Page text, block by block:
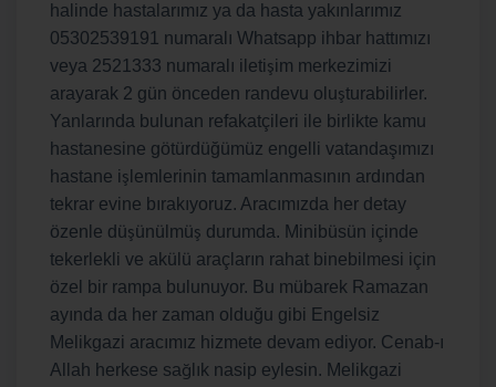
halinde hastalarımız ya da hasta yakınlarımız
05302539191 numaralı Whatsapp ihbar hattımızı
veya 2521333 numaralı iletişim merkezimizi
arayarak 2 gün önceden randevu oluşturabilirler.
Yanlarında bulunan refakatçileri ile birlikte kamu
hastanesine götürdüğümüz engelli vatandaşımızı
hastane iş lemlerinin tamamlanmasının ard ından
tekrar evine bırakıyoruz. Aracımızda her detay
özenle düşünü lmüş durumda. Minibüsün içinde
tekerlekli ve akü ü araç ların rahat binebilmesi için
özel bir rampa bulunuyor. Bu mübarek Ramazan
ayında da her zaman olduğu gibi Engelsiz
Melikgazi aracımız hizmete devam ediyor. Cenab-ı
Allah herkese sağ ı k nasip eylesin. Melikgazi